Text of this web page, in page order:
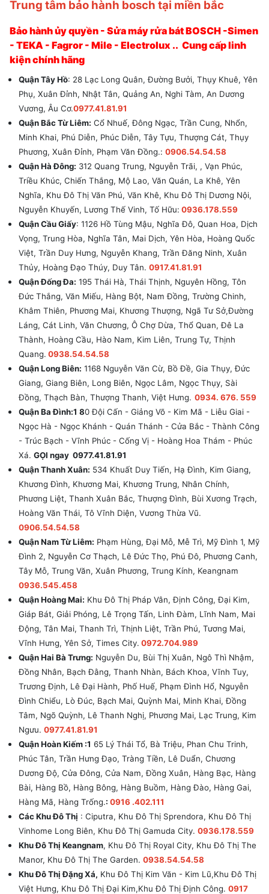
Trung tâm bảo hành bosch tại miền bắc
Bảo hành ủy quyền - Sửa máy rửa bát BOSCH -Simen
- TEKA - Fagror - Mile - Electrolux .. Cung cấp linh
kiện chính hãng
Quận Tây Hồ: 28 Lạc Long Quân, Đường Bưởi, Thụy Khuê, Yên
Phụ, Xuân Đỉnh, Nhật Tân, Quảng An, Nghi Tàm, An Dương
Vương, Âu Cơ.0977.41.81.91
Quận Bắc Từ Liêm: Cổ Nhuế, Đông Ngạc, Trần Cung, Nhổn,
Minh Khai, Phú Diễn, Phúc Diễn, Tây Tựu, Thượng Cát, Thụy
Phương, Xuân Đỉnh, Phạm Văn Đồng.: 0906.54.54.58
Quận Hà Đông: 312 Quang Trung, Nguyễn Trãi, , Vạn Phúc,
Triều Khúc, Chiến Thắng, Mộ Lao, Văn Quán, La Khê, Yên
Nghĩa, Khu Đô Thị Văn Phú, Văn Khê, Khu Đô Thị Dương Nội,
Nguyễn Khuyến, Lương Thế Vinh, Tố Hữu: 0936.178.559
Quận Cầu Giấy: 1126 Hồ Tùng Mậu, Nghĩa Đô, Quan Hoa, Dịch
Vọng, Trung Hòa, Nghĩa Tân, Mai Dịch, Yên Hòa, Hoàng Quốc
Việt, Trần Duy Hưng, Nguyễn Khang, Trần Đăng Ninh, Xuân
Thủy, Hoàng Đạo Thúy, Duy Tân. 0917.41.81.91
Quận Đống Đa: 195 Thái Hà, Thái Thịnh, Nguyên Hồng, Tôn
Đức Thắng, Văn Miếu, Hàng Bột, Nam Đồng, Trường Chinh,
Khâm Thiên, Phương Mai, Khương Thượng, Ngã Tư Sở,Đường
Láng, Cát Linh, Văn Chương, Ô Chợ Dừa, Thổ Quan, Đê La
Thành, Hoàng Cầu, Hào Nam, Kim Liên, Trung Tự, Thịnh
Quang. 0938.54.54.58
Quận Long Biên: 1168 Nguyễn Văn Cừ, Bồ Đề, Gia Thụy, Đức
Giang, Giang Biên, Long Biên, Ngọc Lâm, Ngọc Thụy, Sài
Đồng, Thạch Bàn, Thượng Thanh, Việt Hưng. 0934. 676. 559
Quận Ba Đình:1 80 Đội Cấn - Giảng Võ - Kim Mã - Liễu Giai -
Ngọc Hà - Ngọc Khánh - Quán Thánh - Cửa Bắc - Thành Công
- Trúc Bạch - Vĩnh Phúc - Cống Vị - Hoàng Hoa Thám - Phúc
Xá. GỌI ngay 0977.41.81.91
Quận Thanh Xuân: 534 Khuất Duy Tiến, Hạ Đình, Kim Giang,
Khương Đình, Khương Mai, Khương Trung, Nhân Chính,
Phương Liệt, Thanh Xuân Bắc, Thượng Đình, Bùi Xương Trạch,
Hoàng Văn Thái, Tô Vĩnh Diện, Vương Thừa Vũ.
0906.54.54.58
Quận Nam Từ Liêm: Phạm Hùng, Đại Mỗ, Mễ Trì, Mỹ Đình 1, Mỹ
Đình 2, Nguyễn Cơ Thạch, Lê Đức Thọ, Phú Đô, Phương Canh,
Tây Mỗ, Trung Văn, Xuân Phương, Trung Kính, Keangnam
0936.545.458
Quận Hoàng Mai: Khu Đô Thị Pháp Vân, Định Công, Đại Kim,
Giáp Bát, Giải Phóng, Lê Trọng Tấn, Linh Đàm, Lĩnh Nam, Mai
Động, Tân Mai, Thanh Trì, Thịnh Liệt, Trần Phú, Tương Mai,
Vĩnh Hưng, Yên Sở, Times City. 0972.704.989
Quận Hai Bà Trưng: Nguyễn Du, Bùi Thị Xuân, Ngô Thì Nhậm,
Đồng Nhân, Bạch Đằng, Thanh Nhàn, Bách Khoa, Vĩnh Tuy,
Trương Định, Lê Đại Hành, Phố Huế, Phạm Đình Hổ, Nguyễn
Đình Chiểu, Lò Đúc, Bạch Mai, Quỳnh Mai, Minh Khai, Đồng
Tâm, Ngõ Quỳnh, Lê Thanh Nghị, Phương Mai, Lạc Trung, Kim
Ngưu. 0977.41.81.91
Quận Hoàn Kiếm :1 65 Lý Thái Tổ, Bà Triệu, Phan Chu Trinh,
Phúc Tân, Trần Hưng Đạo, Tràng Tiền, Lê Duẩn, Chương
Dương Độ, Cửa Đông, Cửa Nam, Đồng Xuân, Hàng Bạc, Hàng
Bài, Hàng Bồ, Hàng Bông, Hàng Buồm, Hàng Đào, Hàng Gai,
Hàng Mã, Hàng Trống.: 0916 .402.111
Các Khu Đô Thị : Ciputra, Khu Đô Thị Sprendora, Khu Đô Thị
Vinhome Long Biên, Khu Đô Thị Gamuda City. 0936.178.559
Khu Đô Thị Keangnam, Khu Đô Thị Royal City, Khu Đô Thị The
Manor, Khu Đô Thị The Garden. 0938.54.54.58
Khu Đô Thị Đặng Xá, Khu Đô Thị Kim Văn - Kim Lũ,Khu Đô Thị
Việt Hưng, Khu Đô Thị Đại Kim,Khu Đô Thị Định Công. 0917